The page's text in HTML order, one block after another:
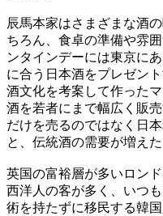
辰馬本家はさまざまな酒
ちろん、食卓の準備や雰
ンタインデーには東京に
に合う日本酒をプレゼン
酒文化を考案して作った
酒を若者にまで幅広く販
だけを売るのではなく日
と、伝統酒の需要が増えた
英国の富裕層が多いロン
西洋人の客が多く、いつ
術を持たずに移民する韓